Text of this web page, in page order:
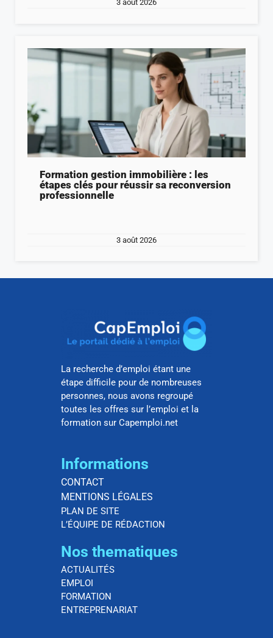
3 août 2026
Formation gestion immobilière : les
étapes clés pour réussir sa reconversion
professionnelle
3 août 2026
La recherche d’emploi étant une
étape difficile pour de nombreuses
personnes, nous avons regroupé
toutes les offres sur l’emploi et la
formation sur Capemploi.net
Informations
CONTACT
MENTIONS LÉGALES
PLAN DE SITE
L’ÉQUIPE DE RÉDACTION
Nos thematiques
ACTUALITÉS
EMPLOI
FORMATION
ENTREPRENARIAT